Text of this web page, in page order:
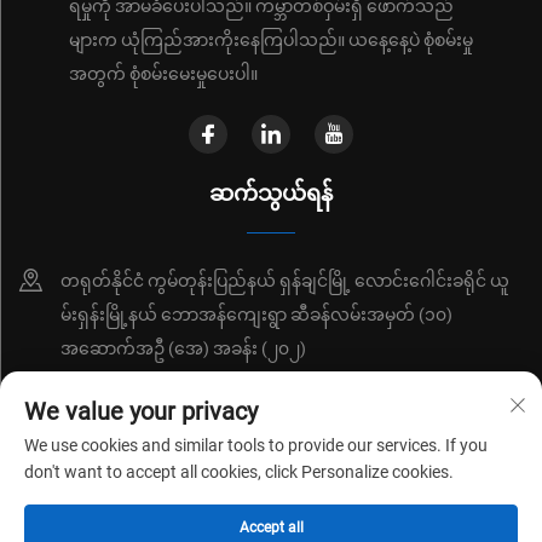
ရမှုကို အာမခံပေးပါသည်။ ကမ္ဘာတစ်ဝှမ်းရှိ ဖောက်သည်
များက ယုံကြည်အားကိုးနေကြပါသည်။ ယနေ့နေ့ပဲ စုံစမ်းမှု
အတွက် စုံစမ်းမေးမှုပေးပါ။
ဆက်သွယ်ရန်
တရုတ်နိုင်ငံ ကွမ်တုန်းပြည်နယ် ရှန်ချင်မြို့ လောင်းဂေါင်းခရိုင် ယူ
မ်းရှန်းမြို့နယ် ဘောအန်ကျေးရွာ ဆီခန်လမ်းအမှတ် (၁၀)
အဆောက်အဦ (အေ) အခန်း (၂၀၂)
+86-18214652676
[email protected]
ကူးယပ်ရိုက် © ၂၀၂၆ မှ ရှန်းက်ဇင်း ရှန်ချွောင်ရှင်း နည်းပညာ ကုမ္ပဏီအော် လီ
We value your privacy
We use cookies and similar tools to provide our services. If you
don't want to accept all cookies, click Personalize cookies.
Accept all